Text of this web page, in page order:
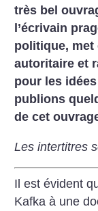
très bel
l’écrivain
politique, met
autoritaire et
pour les
publions
de cet
Les intertitres
Il est évident
Kafka à une